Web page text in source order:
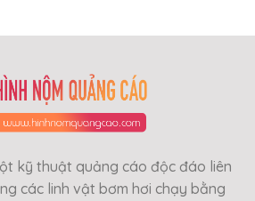
kỹ thuật quảng cáo độc đáo liên
các linh vật bơm hơi chạy bằng